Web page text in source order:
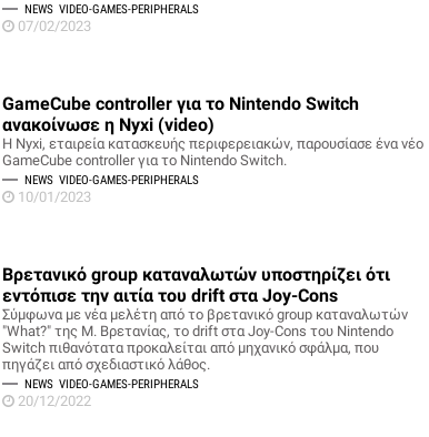
NEWS VIDEO-GAMES-PERIPHERALS
07/02/2023
GameCube controller για το Nintendo Switch
ανακοίνωσε η Nyxi (video)
H Nyxi, εταιρεία κατασκευής περιφερειακών, παρουσίασε ένα νέο
GameCube controller για το Nintendo Switch.
NEWS VIDEO-GAMES-PERIPHERALS
10/01/2023
Βρετανικό group καταναλωτών υποστηρίζει ότι
εντόπισε την αιτία του drift στα Joy-Cons
Σύμφωνα με νέα μελέτη από το βρετανικό group καταναλωτών
"What?" της Μ. Βρετανίας, το drift στα Joy-Cons του Nintendo
Switch πιθανότατα προκαλείται από μηχανικό σφάλμα, που
πηγάζει από σχεδιαστικό λάθος.
NEWS VIDEO-GAMES-PERIPHERALS
20/12/2022